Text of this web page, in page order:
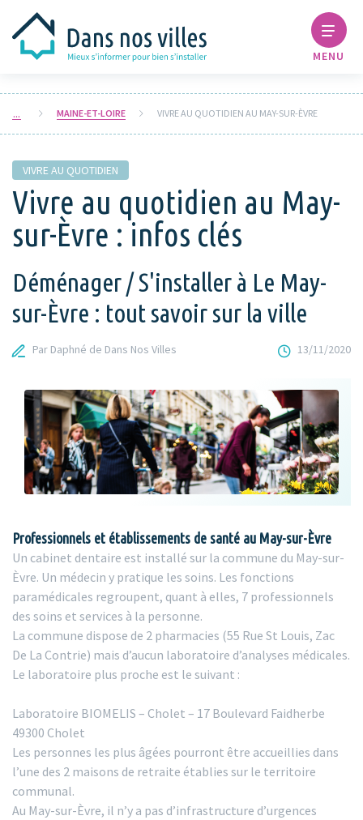
MENU
MAINE-ET-LOIRE VIVRE AU QUOTIDIEN AU MAY-SUR-ÈVRE
VIVRE AU QUOTIDIEN
Vivre au quotidien au May-
sur-Èvre : infos clés
Déménager / S'installer à Le May-
sur-Èvre : tout savoir sur la ville
Par Daphné de Dans Nos Villes 13/11/2020
Professionnels et établissements de santé au May-sur-Èvre
Un cabinet dentaire est installé sur la commune du May-sur-
Èvre. Un médecin y pratique les soins. Les fonctions
paramédicales regroupent, quant à elles, 7 professionnels
des soins et services à la personne.
La commune dispose de 2 pharmacies (55 Rue St Louis, Zac
De La Contrie) mais d’aucun laboratoire d’analyses médicales.
Le laboratoire plus proche est le suivant :
Laboratoire BIOMELIS – Cholet – 17 Boulevard Faidherbe
49300 Cholet
Les personnes les plus âgées pourront être accueillies dans
l’une des 2 maisons de retraite établies sur le territoire
communal.
Au May-sur-Èvre, il n’y a pas d’infrastructure d’urgences